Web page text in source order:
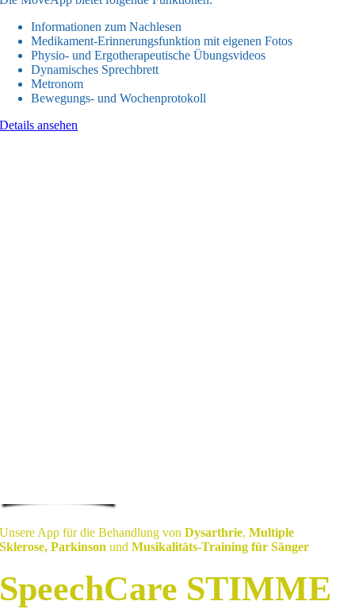
Informationen zum Nachlesen
Medikament-Erinnerungsfunktion mit eigenen Fotos
Physio- und Ergotherapeutische Übungsvideos
Dynamisches Sprechbrett
Metronom
Bewegungs- und Wochenprotokoll
Details ansehen
Unsere App für die Behandlung vonDysarthrie,Multiple
Sklerose, ParkinsonundMusikalitäts-Training für Sänger
SpeechCare STIMME